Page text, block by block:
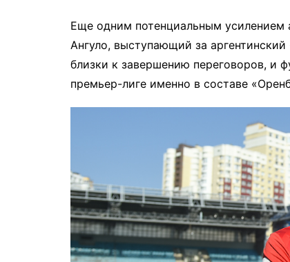
Еще одним потенциальным усилением
Ангуло, выступающий за
близки к завершению переговоров, и
премьер-лиге именно в составе